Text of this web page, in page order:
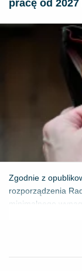
pracę od 2027
Zgodnie z
rozporządzenia
minimalnego